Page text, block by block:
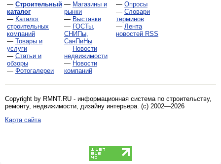
— Строительный
каталог
— Каталог
строительных
компаний
— Товары и
услуги
— Статьи и
обзоры
— Фотогалереи
— Магазины и
рынки
— Выставки
— ГОСТы,
СНИПы,
СанПиНы
— Новости
недвижимости
— Новости
компаний
— Опросы
— Словари
терминов
— Лента
новостей RSS
Copyright by RMNT.RU - информационная система по строительству,
ремонту, недвижимости, дизайну интерьера. (c) 2002—2026
Карта сайта